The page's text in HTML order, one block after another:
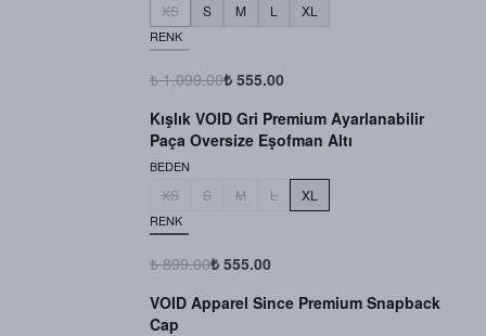
XS S M L XL
RENK
₺ 1,099.00₺ 555.00
Kışlık VOID Gri Premium Ayarlanabilir
Paça Oversize Eşofman Altı
BEDEN
XS S M L XL
RENK
₺ 899.00₺ 555.00
VOID Apparel Since Premium Snapback
Cap